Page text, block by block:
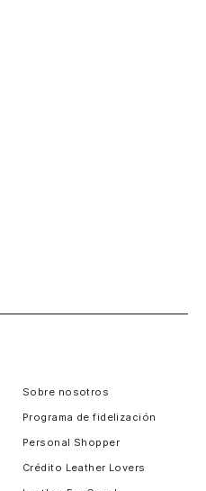
Sobre nosotros
Programa de fidelización
Personal Shopper
Crédito Leather Lovers